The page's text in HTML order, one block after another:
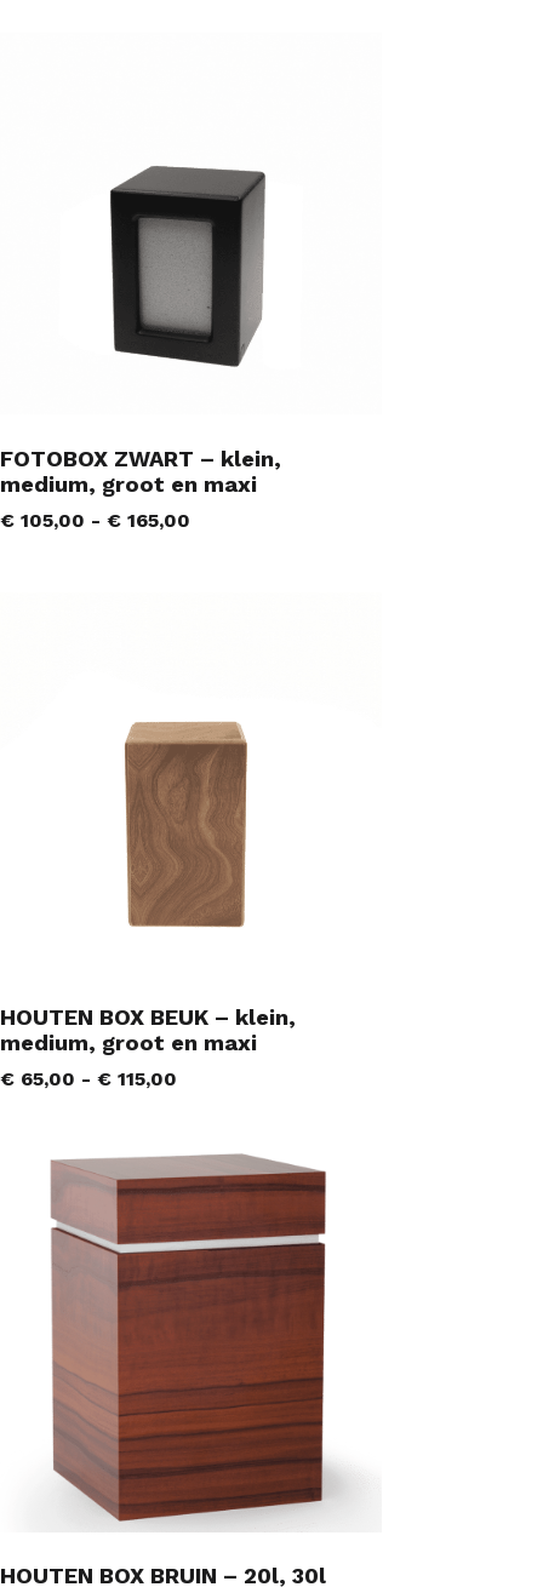
FOTOBOX ZWART – klein,
medium, groot en maxi
€ 105,00 - € 165,00
HOUTEN BOX BEUK – klein,
medium, groot en maxi
€ 65,00 - € 115,00
HOUTEN BOX BRUIN – 20l, 30l